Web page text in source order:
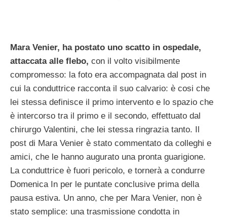
Mara Venier, ha postato uno scatto in ospedale,
attaccata alle flebo, con il volto visibilmente
compromesso: la foto era accompagnata dal post in
cui la conduttrice racconta il suo calvario: è cosi che
lei stessa definisce il primo intervento e lo spazio che
è intercorso tra il primo e il secondo, effettuato dal
chirurgo Valentini, che lei stessa ringrazia tanto. Il
post di Mara Venier è stato commentato da colleghi e
amici, che le hanno augurato una pronta guarigione.
La conduttrice è fuori pericolo, e tornerà a condurre
Domenica In per le puntate conclusive prima della
pausa estiva. Un anno, che per Mara Venier, non è
stato semplice: una trasmissione condotta in